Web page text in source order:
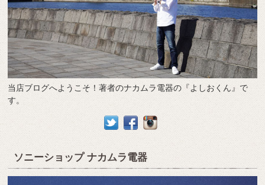
当店ブログへようこそ！著者のナカムラ電器の『よしおくん』で
す。
ソニーショップ ナカムラ電器